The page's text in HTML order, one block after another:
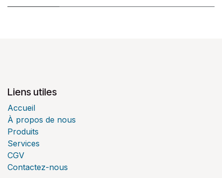
Liens utiles
Accueil
À propos de nous
Produits
Services
CGV
Contactez-nous